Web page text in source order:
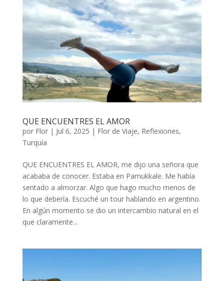
QUE ENCUENTRES EL AMOR
por Flor| Jul 6, 2025 | Flor de Viaje, Reflexiones,
Turquía
QUE ENCUENTRES EL AMOR, me dijo una señora que
acababa de conocer. Estaba en Pamukkale. Me había
sentado a almorzar. Algo que hago mucho menos de
lo que debería. Escuché un tour hablando en argentino.
En algún momento se dio un intercambio natural en el
que claramente...